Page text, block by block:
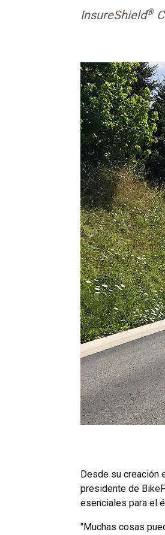
InsureShield®
Desde su creación
presidente de
esenciales para el
"Muchas cosas